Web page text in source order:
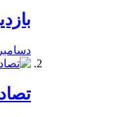
دسامبر 24, 2019